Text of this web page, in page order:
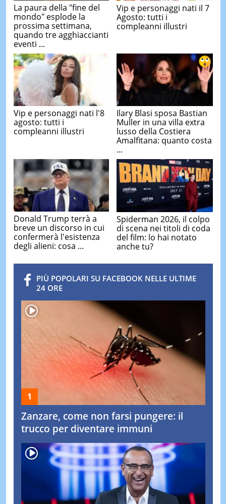
La paura della "fine del
mondo" esplode la
prossima settimana,
quando tre agghiaccianti
eventi ...
Vip e personaggi nati il 7
Agosto: tutti i
compleanni illustri
Vip e personaggi nati l'8
agosto: tutti i
compleanni illustri
Ilary Blasi sposa Bastian
Muller in una villa extra
lusso della Costiera
Amalfitana: quanto costa
...
Donald Trump terrà a
breve un discorso in cui
confermerà l'esistenza
degli alieni: cosa ...
Spiderman 2026, il colpo
di scena nei titoli di coda
del film: lo hai notato
anche tu?
PIÙ POPOLARI SU FACEBOOK NELLE ULTIME
24 ORE
Zanzare, come non farsi pungere: il
trucco per diventare immuni